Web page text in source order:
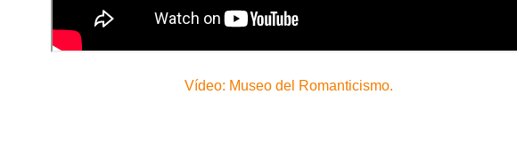
Vídeo: Museo del Romanticismo.